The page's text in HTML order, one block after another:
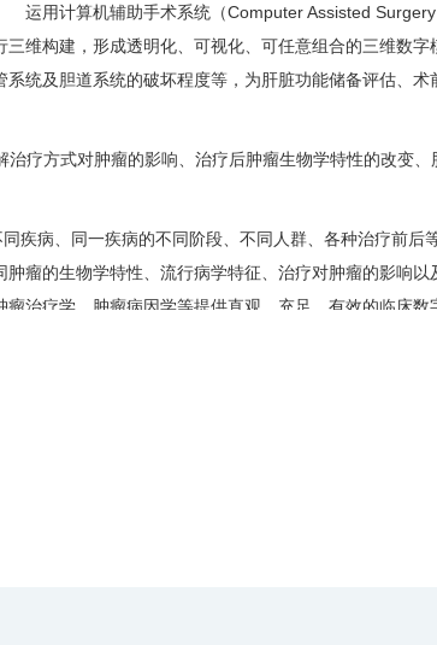
用计算机辅助手术系统（Computer Assisted
维构建，形成透明化、可视化、可任意组合的三维数
统及胆道系统的破坏程度等，为肝脏功能储备评估、
方式对肿瘤的影响、治疗后肿瘤生物学特性的改变
病、同一疾病的不同阶段、不同人群、各种治疗前后
瘤的生物学特性、流行病学特征、治疗对肿瘤的影响
治疗学、肿瘤病因学等提供直观、充足、有效的临床
及胆道系统的破坏程度等，为肝脏功能储备评估、术前